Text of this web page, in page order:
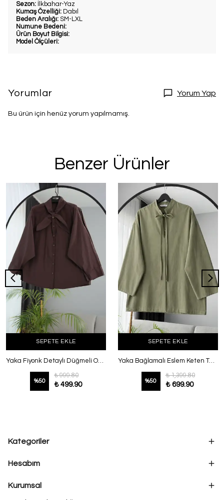
Sezon: İlkbahar-Yaz
Kumaş Özelliği: Dabıl
Beden Aralığı: SM-LXL
Numune Bedeni:
Ürün Boyut Bilgisi:
Model Ölçüleri:
Yorumlar Yorum Yap
Bu ürün için henüz yorum yapılmamış.
Benzer Ürünler
SEPETE EKLE
Yaka Fiyonk Detaylı Düğmeli Oversıze Poplin Gömlek Kahve
%50
₺ 999.80
₺ 499.90
SEPETE EKLE
Yaka Bağlamalı Eslem Keten Tunik Adaçayı
%50
₺ 1,399.80
₺ 699.90
Kategoriler
Hesabım
Kurumsal